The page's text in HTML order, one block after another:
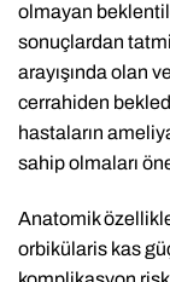
olmayan
sonuçlardan
arayışında olan
cerrahiden
hastaların
sahip olmaları
Anatomik
orbikülaris kas